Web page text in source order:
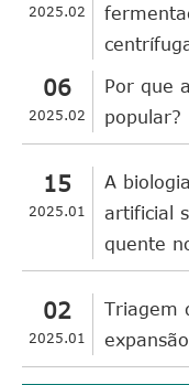
2025.02
06
2025.02
Por que
popular?
15
2025.01
A
artificial
quente
02
2025.01
Triagem